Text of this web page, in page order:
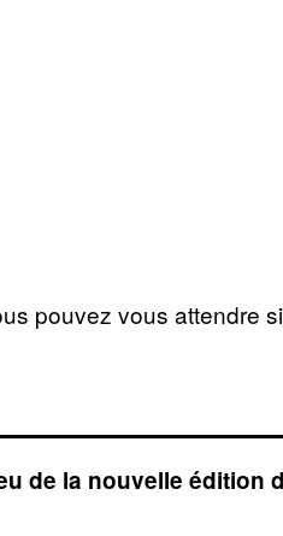
pouvez vous attendre
de la nouvelle édition